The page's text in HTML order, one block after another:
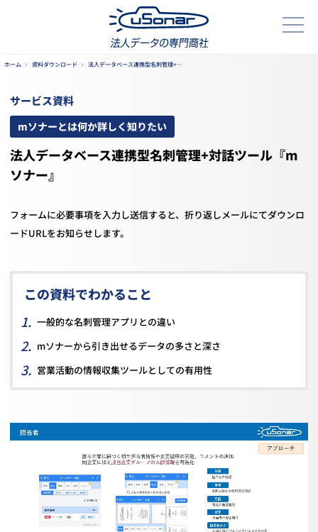
ホーム 資料ダウンロード 法人データベース連携型名刺管理+…
サービス資料
mソナーとは何か詳しく知りたい
法人データベース連携型名刺管理+対話ツール『m
ソナー』
フォームに必要事項を入力し送信すると、折り返しメールにてダウンロ
ードURLをお知らせします。
この資料でわかること
一般的な名刺管理アプリとの違い
mソナーから引き出せるデータの多さと深さ
営業活動の情報収集ツールとしての有用性